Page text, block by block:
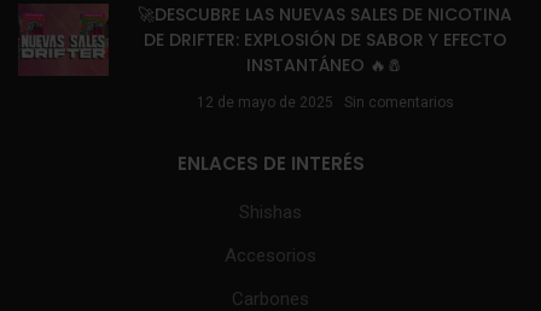
🚀DESCUBRE LAS NUEVAS SALES DE NICOTINA
DE DRIFTER: EXPLOSIÓN DE SABOR Y EFECTO
INSTANTÁNEO 🔥🧂
12 de mayo de 2025 Sin comentarios
ENLACES DE INTERÉS
Shishas
Accesorios
Carbones